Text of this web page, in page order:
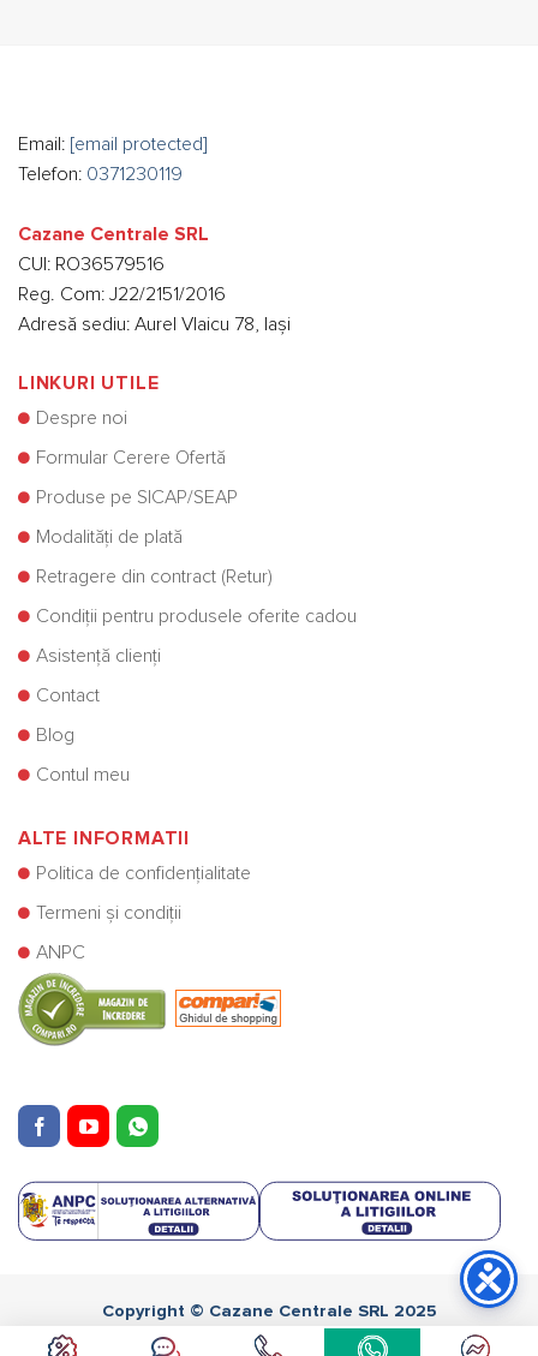
Email: [email protected]
Telefon: 0371230119
Cazane Centrale SRL
CUI: RO36579516
Reg. Com: J22/2151/2016
Adresă sediu: Aurel Vlaicu 78, Iași
LINKURI UTILE
Despre noi
Formular Cerere Ofertă
Produse pe SICAP/SEAP
Modalități de plată
Retragere din contract (Retur)
Condiții pentru produsele oferite cadou
Asistență clienți
Contact
Blog
Contul meu
ALTE INFORMATII
Politica de confidențialitate
Termeni și condiții
ANPC
Copyright © Cazane Centrale SRL 2025